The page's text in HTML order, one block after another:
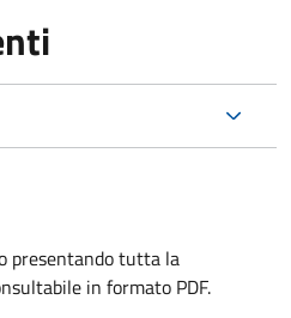
presentando tutta la
in formato PDF.